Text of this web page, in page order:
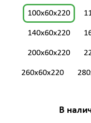
100x60x220
140x60x220
200x60x220
260x60x220
В